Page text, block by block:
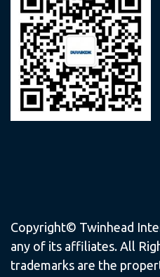
Copyright© Twinhead
any of its affiliates. All
trademarks are the